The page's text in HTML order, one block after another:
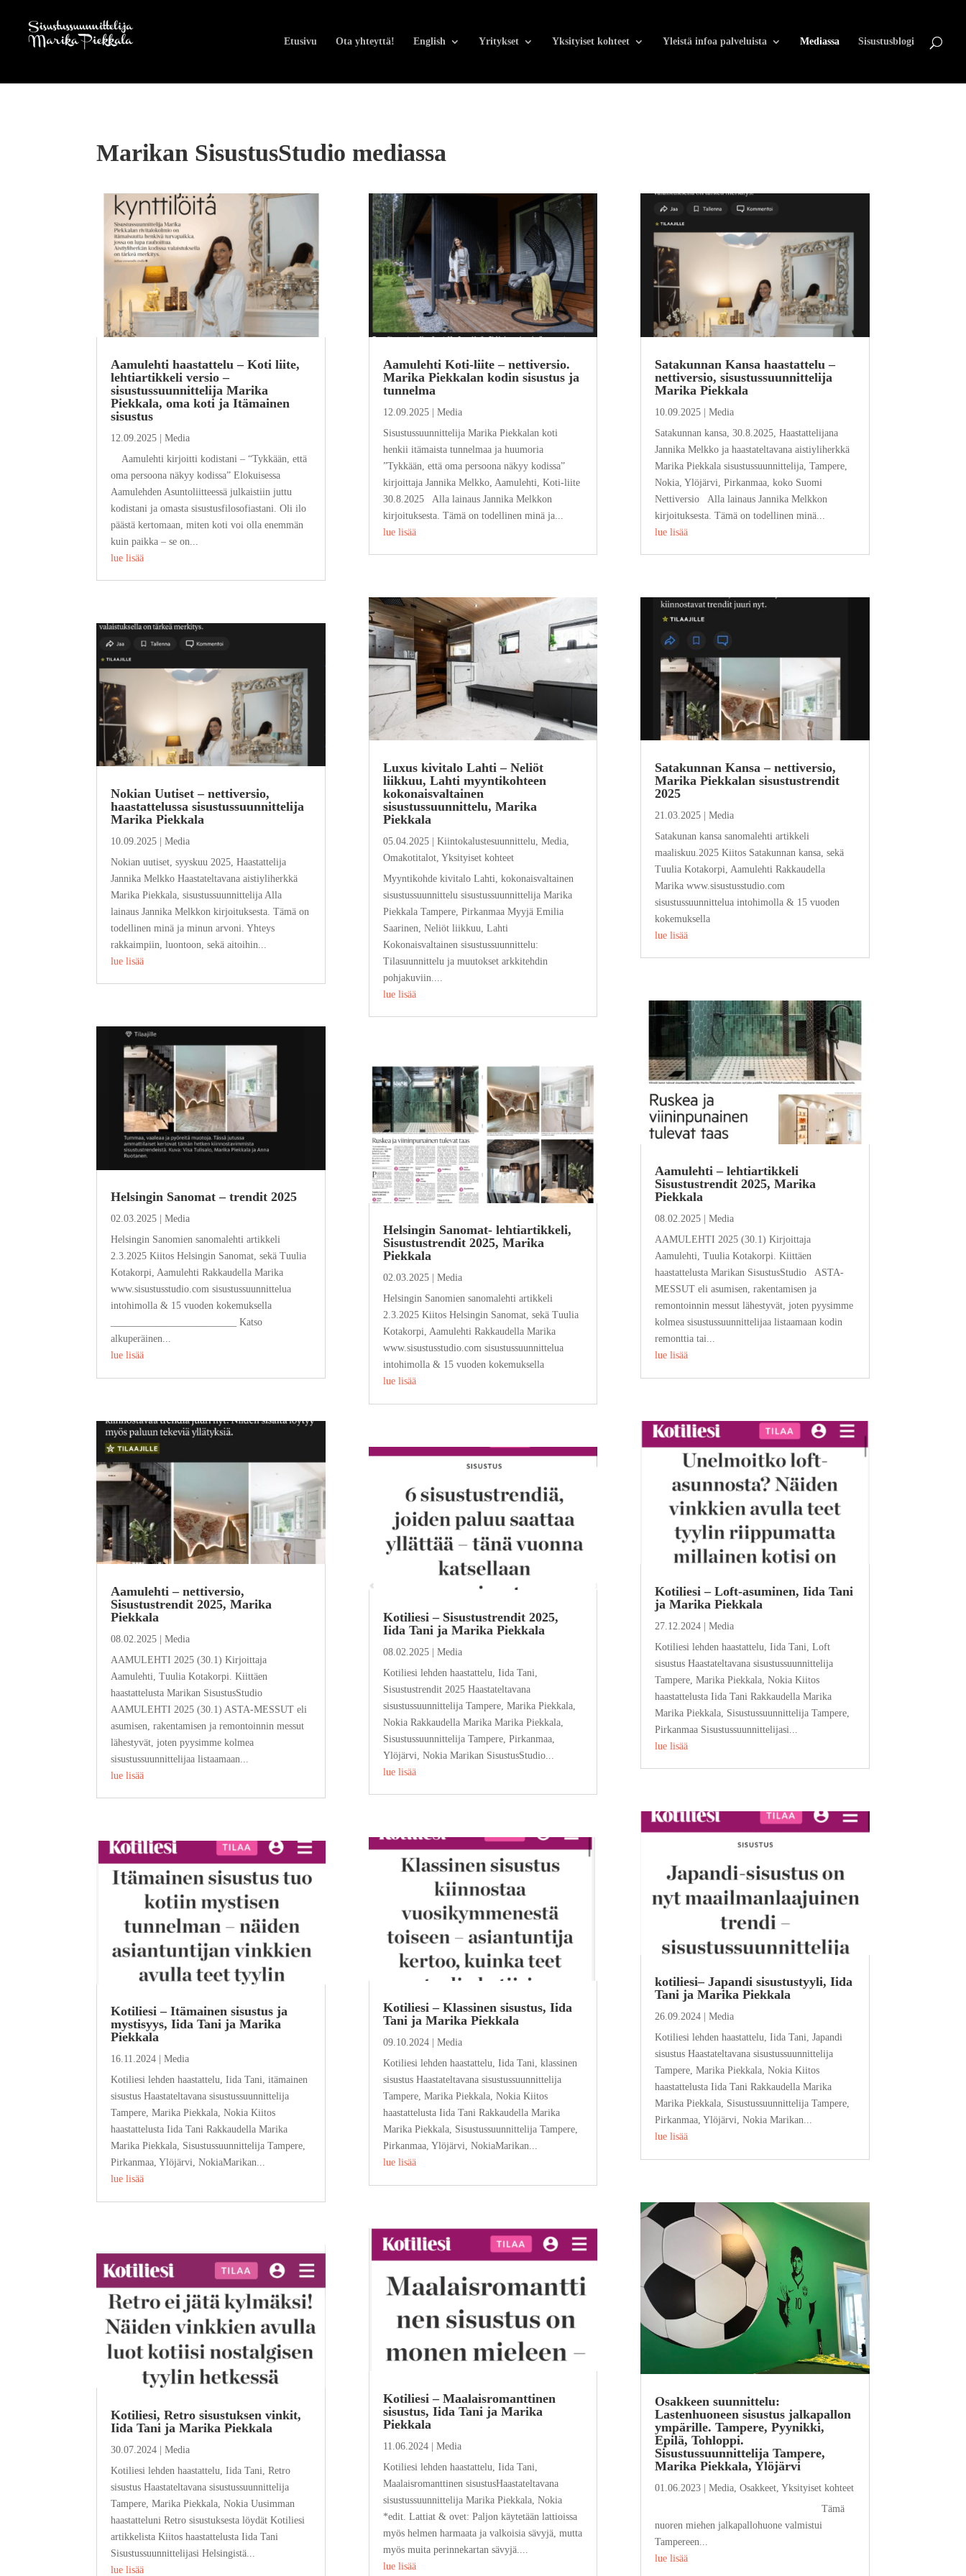
Etusivu Ota yhteyttä! English Yritykset Yksityiset kohteet Yleistä infoa palveluista Mediassa Sisustusblogi
Marikan SisustusStudio mediassa
Aamulehti haastattelu – Koti liite,
lehtiartikkeli versio –
sisustussuunnittelija Marika
Piekkala, oma koti ja Itämainen
sisustus
12.09.2025 |Media
Aamulehti kirjoitti kodistani – “Tykkään, että
oma persoona näkyy kodissa” Elokuisessa
Aamulehden Asuntoliitteessä julkaistiin juttu
kodistani ja omasta sisustusfilosofiastani. Oli ilo
päästä kertomaan, miten koti voi olla enemmän
kuin paikka – se on...
lue lisää
Nokian Uutiset – nettiversio,
haastattelussa sisustussuunnittelija
Marika Piekkala
10.09.2025 |Media
Nokian uutiset, syyskuu 2025, Haastattelija
Jannika Melkko Haastateltavana aistiyliherkkä
Marika Piekkala, sisustussuunnittelija Alla
lainaus Jannika Melkkon kirjoituksesta. Tämä on
todellinen minä ja minun arvoni. Yhteys
rakkaimpiin, luontoon, sekä aitoihin...
lue lisää
Helsingin Sanomat – trendit 2025
02.03.2025 |Media
Helsingin Sanomien sanomalehti artikkeli
2.3.2025 Kiitos Helsingin Sanomat, sekä Tuulia
Kotakorpi, Aamulehti Rakkaudella Marika
www.sisustusstudio.com sisustussuunnittelua
intohimolla & 15 vuoden kokemuksella
_________________________ Katso
alkuperäinen...
lue lisää
Aamulehti – nettiversio,
Sisustustrendit 2025, Marika
Piekkala
08.02.2025 |Media
AAMULEHTI 2025 (30.1) Kirjoittaja
Aamulehti, Tuulia Kotakorpi. Kiittäen
haastattelusta Marikan SisustusStudio
AAMULEHTI 2025 (30.1) ASTA-MESSUT eli
asumisen, rakentamisen ja remontoinnin messut
lähestyvät, joten pyysimme kolmea
sisustussuunnittelijaa listaamaan...
lue lisää
Kotiliesi – Itämainen sisustus ja
mystisyys, Iida Tani ja Marika
Piekkala
16.11.2024 |Media
Kotiliesi lehden haastattelu, Iida Tani, itämainen
sisustus Haastateltavana sisustussuunnittelija
Tampere, Marika Piekkala, Nokia Kiitos
haastattelusta Iida Tani Rakkaudella Marika
Marika Piekkala, Sisustussuunnittelija Tampere,
Pirkanmaa, Ylöjärvi, NokiaMarikan...
lue lisää
Kotiliesi, Retro sisustuksen vinkit,
Iida Tani ja Marika Piekkala
30.07.2024 |Media
Kotiliesi lehden haastattelu, Iida Tani, Retro
sisustus Haastateltavana sisustussuunnittelija
Tampere, Marika Piekkala, Nokia Uusimman
haastatteluni Retro sisustuksesta löydät Kotiliesi
artikkelista Kiitos haastattelusta Iida Tani
Sisustussuunnittelijasi Helsingistä...
lue lisää
Aamulehti Koti-liite – nettiversio.
Marika Piekkalan kodin sisustus ja
tunnelma
12.09.2025| Media
Sisustussuunnittelija Marika Piekkalan koti
henkii itämaista tunnelmaa ja huumoria
”Tykkään, että oma persoona näkyy kodissa”
kirjoittaja Jannika Melkko, Aamulehti, Koti-liite
30.8.2025 Alla lainaus Jannika Melkkon
kirjoituksesta. Tämä on todellinen minä ja...
lue lisää
Luxus kivitalo Lahti – Neliöt
liikkuu, Lahti myyntikohteen
kokonaisvaltainen
sisustussuunnittelu, Marika
Piekkala
05.04.2025| Kiintokalustesuunnittelu, Media,
Omakotitalot, Yksityiset kohteet
Myyntikohde kivitalo Lahti, kokonaisvaltainen
sisustussuunnittelu sisustussuunnittelija Marika
Piekkala Tampere, Pirkanmaa Myyjä Emilia
Saarinen, Neliöt liikkuu, Lahti
Kokonaisvaltainen sisustussuunnittelu:
Tilasuunnittelu ja muutokset arkkitehdin
pohjakuviin....
lue lisää
Helsingin Sanomat- lehtiartikkeli,
Sisustustrendit 2025, Marika
Piekkala
02.03.2025| Media
Helsingin Sanomien sanomalehti artikkeli
2.3.2025 Kiitos Helsingin Sanomat, sekä Tuulia
Kotakorpi, Aamulehti Rakkaudella Marika
www.sisustusstudio.com sisustussuunnittelua
intohimolla & 15 vuoden kokemuksella
lue lisää
Kotiliesi – Sisustustrendit 2025,
Iida Tani ja Marika Piekkala
08.02.2025| Media
Kotiliesi lehden haastattelu, Iida Tani,
Sisustustrendit 2025 Haastateltavana
sisustussuunnittelija Tampere, Marika Piekkala,
Nokia Rakkaudella Marika Marika Piekkala,
Sisustussuunnittelija Tampere, Pirkanmaa,
Ylöjärvi, Nokia Marikan SisustusStudio...
lue lisää
Kotiliesi – Klassinen sisustus, Iida
Tani ja Marika Piekkala
09.10.2024| Media
Kotiliesi lehden haastattelu, Iida Tani, klassinen
sisustus Haastateltavana sisustussuunnittelija
Tampere, Marika Piekkala, Nokia Kiitos
haastattelusta Iida Tani Rakkaudella Marika
Marika Piekkala, Sisustussuunnittelija Tampere,
Pirkanmaa, Ylöjärvi, NokiaMarikan...
lue lisää
Kotiliesi – Maalaisromanttinen
sisustus, Iida Tani ja Marika
Piekkala
11.06.2024| Media
Kotiliesi lehden haastattelu, Iida Tani,
Maalaisromanttinen sisustusHaastateltavana
sisustussuunnittelija Marika Piekkala, Nokia
*edit. Lattiat & ovet: Paljon käytetään lattioissa
myös helmen harmaata ja valkoisia sävyjä, mutta
myös muita perinnekartan sävyjä....
lue lisää
Satakunnan Kansa haastattelu –
nettiversio, sisustussuunnittelija
Marika Piekkala
10.09.2025| Media
Satakunnan kansa, 30.8.2025, Haastattelijana
Jannika Melkko ja haastateltavana aistiyliherkkä
Marika Piekkala sisustussuunnittelija, Tampere,
Nokia, Ylöjärvi, Pirkanmaa, koko Suomi
Nettiversio Alla lainaus Jannika Melkkon
kirjoituksesta. Tämä on todellinen minä...
lue lisää
Satakunnan Kansa – nettiversio,
Marika Piekkalan sisustustrendit
2025
21.03.2025| Media
Satakunan kansa sanomalehti artikkeli
maaliskuu.2025 Kiitos Satakunnan kansa, sekä
Tuulia Kotakorpi, Aamulehti Rakkaudella
Marika www.sisustusstudio.com
sisustussuunnittelua intohimolla & 15 vuoden
kokemuksella
lue lisää
Aamulehti – lehtiartikkeli
Sisustustrendit 2025, Marika
Piekkala
08.02.2025| Media
AAMULEHTI 2025 (30.1) Kirjoittaja
Aamulehti, Tuulia Kotakorpi. Kiittäen
haastattelusta Marikan SisustusStudio ASTA-
MESSUT eli asumisen, rakentamisen ja
remontoinnin messut lähestyvät, joten pyysimme
kolmea sisustussuunnittelijaa listaamaan kodin
remonttia tai...
lue lisää
Kotiliesi – Loft-asuminen, Iida Tani
ja Marika Piekkala
27.12.2024| Media
Kotiliesi lehden haastattelu, Iida Tani, Loft
sisustus Haastateltavana sisustussuunnittelija
Tampere, Marika Piekkala, Nokia Kiitos
haastattelusta Iida Tani Rakkaudella Marika
Marika Piekkala, Sisustussuunnittelija Tampere,
Pirkanmaa Sisustussuunnittelijasi...
lue lisää
kotiliesi– Japandi sisustustyyli, Iida
Tani ja Marika Piekkala
26.09.2024| Media
Kotiliesi lehden haastattelu, Iida Tani, Japandi
sisustus Haastateltavana sisustussuunnittelija
Tampere, Marika Piekkala, Nokia Kiitos
haastattelusta Iida Tani Rakkaudella Marika
Marika Piekkala, Sisustussuunnittelija Tampere,
Pirkanmaa, Ylöjärvi, Nokia Marikan...
lue lisää
Osakkeen suunnittelu:
Lastenhuoneen sisustus jalkapallon
ympärille. Tampere, Pyynikki,
Epilä, Tohloppi.
Sisustussuunnittelija Tampere,
Marika Piekkala, Ylöjärvi
01.06.2023| Media, Osakkeet, Yksityiset kohteet
Tämä
nuoren miehen jalkapallohuone valmistui
Tampereen...
lue lisää